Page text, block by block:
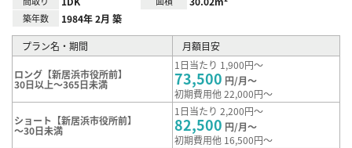
築年数 1984年 2月 築
プラン名・期間 月額目安
ロング【新居浜市役所前】
30日以上～365日未満
1日当たり 1,900円～
73,500 円/月～
初期費用他 22,000円～
ショート【新居浜市役所前】
～30日未満
1日当たり 2,200円～
82,500 円/月～
初期費用他 16,500円～